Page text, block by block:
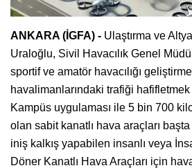
ANKARA (İGFA) - Ulaştırma ve
Uraloğlu, Sivil Havacılık Genel
sportif ve amatör havacılığı
havalimanlarındaki trafiği hafifletmek
Kampüs uygulaması ile 5 bin 700
olan sabit kanatlı hava araçları
iniş kalkış yapabilen insanlı veya
Döner Kanatlı Hava Araçları için